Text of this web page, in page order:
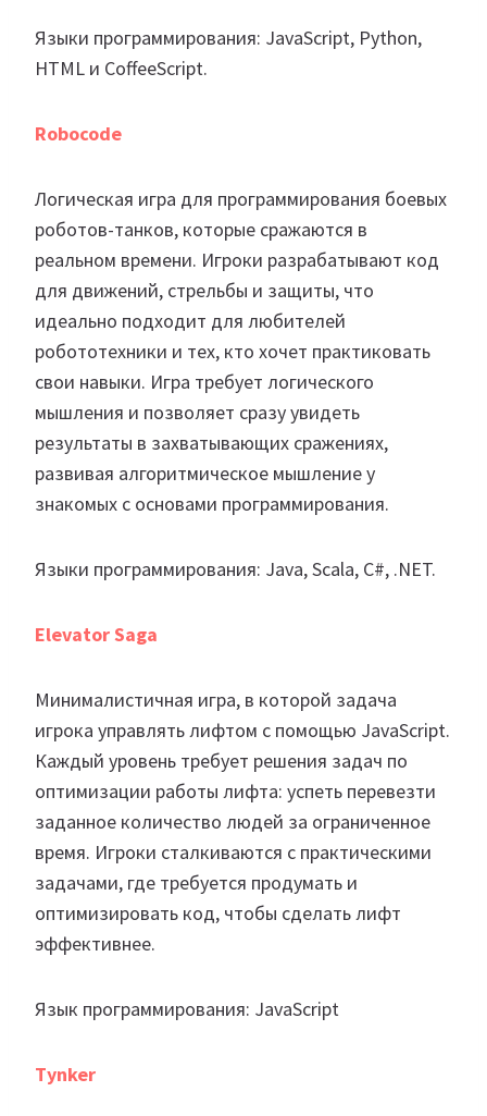
Языки программирования: JavaScript, Python,
HTML и CoffeeScript.
Robocode
Логическая игра для программирования боевых
роботов-танков, которые сражаются в
реальном времени. Игроки разрабатывают код
для движений, стрельбы и защиты, что
идеально подходит для любителей
робототехники и тех, кто хочет практиковать
свои навыки. Игра требует логического
мышления и позволяет сразу увидеть
результаты в захватывающих сражениях,
развивая алгоритмическое мышление у
знакомых с основами программирования.
Языки программирования: Java, Scala, C#, .NET.
Elevator Saga
Минималистичная игра, в которой задача
игрока управлять лифтом с помощью JavaScript.
Каждый уровень требует решения задач по
оптимизации работы лифта: успеть перевезти
заданное количество людей за ограниченное
время. Игроки сталкиваются с практическими
задачами, где требуется продумать и
оптимизировать код, чтобы сделать лифт
эффективнее.
Язык программирования: JavaScript
Tynker